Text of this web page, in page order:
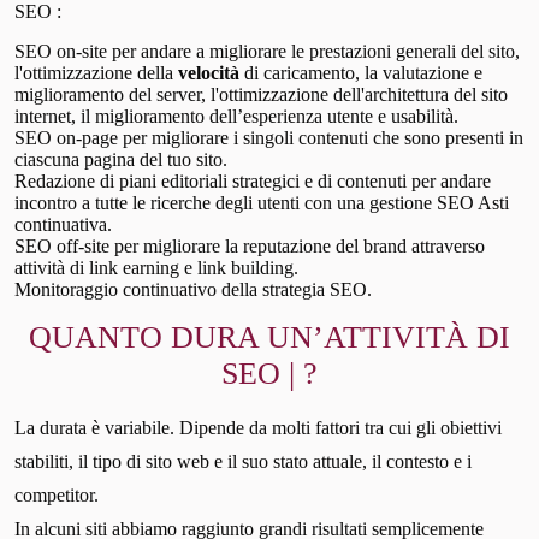
SEO :
SEO on-site per andare a migliorare le prestazioni generali del sito,
l'ottimizzazione della velocità di caricamento, la valutazione e
miglioramento del server, l'ottimizzazione dell'architettura del sito
internet, il miglioramento dell’esperienza utente e usabilità.
SEO on-page per migliorare i singoli contenuti che sono presenti in
ciascuna pagina del tuo sito.
Redazione di piani editoriali strategici e di contenuti per andare
incontro a tutte le ricerche degli utenti con una gestione SEO Asti
continuativa.
SEO off-site per migliorare la reputazione del brand attraverso
attività di link earning e link building.
Monitoraggio continuativo della strategia SEO.
QUANTO DURA UN’ATTIVITÀ DI
SEO | ?
La durata è variabile. Dipende da molti fattori tra cui gli obiettivi
stabiliti, il tipo di sito web e il suo stato attuale, il contesto e i
competitor.
In alcuni siti abbiamo raggiunto grandi risultati semplicemente